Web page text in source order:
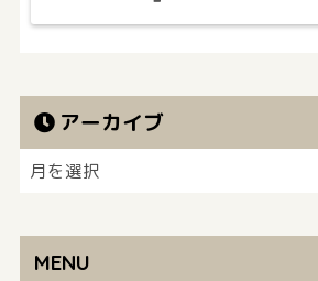
アーカイブ
MENU